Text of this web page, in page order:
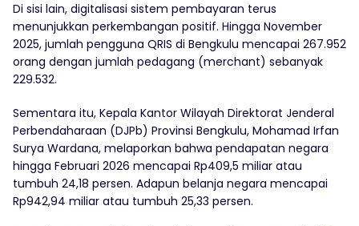
Di sisi lain, digitalisasi sistem pembayaran terus
menunjukkan perkembangan positif. Hingga November
2025, jumlah pengguna QRIS di Bengkulu mencapai 267.952
orang dengan jumlah pedagang (merchant) sebanyak
229.532.
Sementara itu, Kepala Kantor Wilayah Direktorat Jenderal
Perbendaharaan (DJPb) Provinsi Bengkulu, Mohamad Irfan
Surya Wardana, melaporkan bahwa pendapatan negara
hingga Februari 2026 mencapai Rp409,5 miliar atau
tumbuh 24,18 persen. Adapun belanja negara mencapai
Rp942,94 miliar atau tumbuh 25,33 persen.